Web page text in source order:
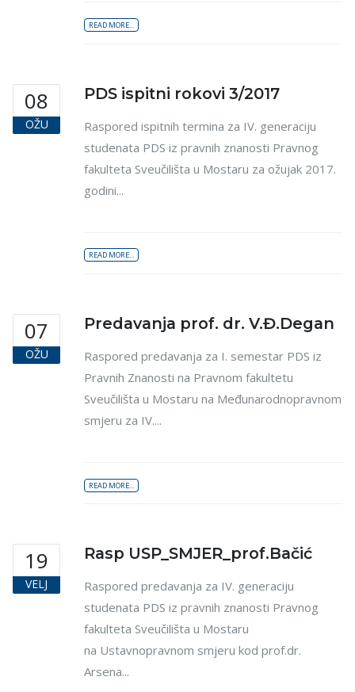
READ MORE...
08
OŽU
PDS ispitni rokovi 3/2017
Raspored ispitnih termina za IV. generaciju
studenata PDS iz pravnih znanosti Pravnog
fakulteta Sveučilišta u Mostaru za ožujak 2017.
godini...
READ MORE...
07
OŽU
Predavanja prof. dr. V.Đ.Degan
Raspored predavanja za I. semestar PDS iz
Pravnih Znanosti na Pravnom fakultetu
Sveučilišta u Mostaru na Međunarodnopravnom
smjeru za IV....
READ MORE...
19
VELJ
Rasp USP_SMJER_prof.Bačić
Raspored predavanja za IV. generaciju
studenata PDS iz pravnih znanosti Pravnog
fakulteta Sveučilišta u Mostaru
na Ustavnopravnom smjeru kod prof.dr.
Arsena...